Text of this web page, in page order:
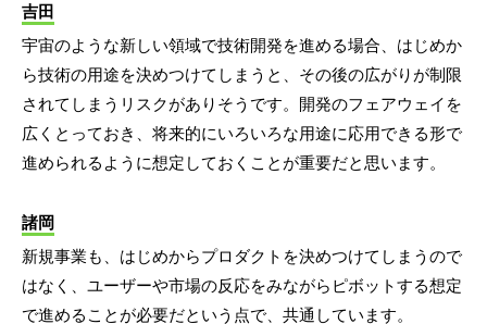
吉田
宇宙のような新しい領域で技術開発を進める場合、はじめか
ら技術の用途を決めつけてしまうと、その後の広がりが制限
されてしまうリスクがありそうです。開発のフェアウェイを
広くとっておき、将来的にいろいろな用途に応用できる形で
進められるように想定しておくことが重要だと思います。
諸岡
新規事業も、はじめからプロダクトを決めつけてしまうので
はなく、ユーザーや市場の反応をみながらピボットする想定
で進めることが必要だという点で、共通しています。